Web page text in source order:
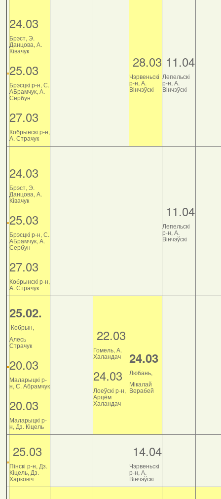
24.03
Брэст, Э.
Данцова, А.
Ківачук
25.03
Брэсцкі р-н, С.
АБрамчук, А.
Сербун
27.03
Кобрынскі р-н,
А. Страчук
28.03
Чэрвеньскі
р-н, А.
Вінчэўскі
11.04
Лепельскі
р-н, А.
Вінчэўскі
24.03
Брэст, Э.
Данцова, А.
Ківачук
25.03
Брэсцкі р-н, С.
АБрамчук, А.
Сербун
27.03
Кобрынскі р-н,
А. Страчук
11.04
Лепельскі
р-н, А.
Вінчэўскі
25.02.
Кобрын,
Алесь
Страчук
20.03
Маларыцкі р-
н, С. Абрамчук
20.03
Маларыцкі р-
н, Дз. Кіцель
22.03
Гомель, А.
Халандач
24.03
Лоеўскі р-н,
Арцём
Халандач
24.03
Любань,
Мікалай
Верабей
25.03
Пінскі р-н, Дз.
Кіцель, Дз.
Харковіч
14.04
Чэрвеньскі
р-н, А.
Вінчэўскі